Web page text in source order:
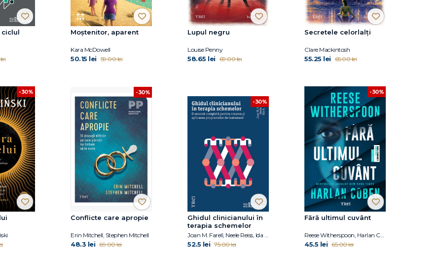
ciclul
Moștenitor, aparent
Kara McDowell
50.15 lei 59.00 lei
Lupul negru
Louise Penny
58.65 lei 69.00 lei
Secretele celorlalți
Clare Mackintosh
55.25 lei 65.00 lei
-30% -30%
Conflicte care apropie
Erin Mitchell, Stephen Mitchell
48.3 lei 69.00 lei
-30%
Ghidul clinicianului în
terapia schemelor
Joan M. Farell, Neele Reiss, Ida A.Show
52.5 lei 75.00 lei
-30%
Fără ultimul cuvânt
Reese Witherspoon, Harlan Coben
45.5 lei 65.00 lei